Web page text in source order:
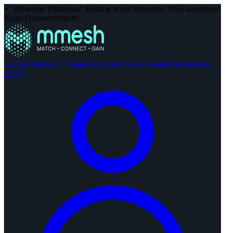
✓ Schweizer Plattform ✓ Hosting in der Schweiz ✓ DSG-konform ✓
Keine Datenweitergabe
Als Dienstleister informieren & registrierenPassende Dienstleister
finden